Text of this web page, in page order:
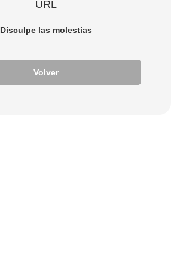
URL
Disculpe las molestias
Volver